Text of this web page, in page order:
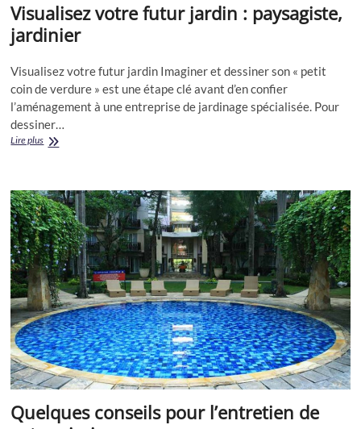
Visualisez votre futur jardin : paysagiste,
jardinier
Visualisez votre futur jardin Imaginer et dessiner son « petit
coin de verdure » est une étape clé avant d’en confier
l’aménagement à une entreprise de jardinage spécialisée. Pour
dessiner…
Lire plusVisualisez
:
paysagiste,
jardinier
Quelques conseils pour l’entretien de